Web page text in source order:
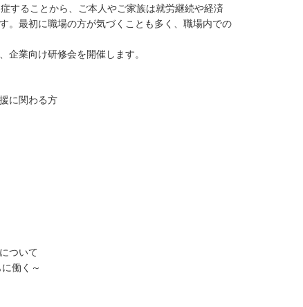
することから、ご本人やご家族は就労継続や経済
。最初に職場の方が気づくことも多く、職場内での
企業向け研修会を開催します。
に関わる方
ついて
働く～